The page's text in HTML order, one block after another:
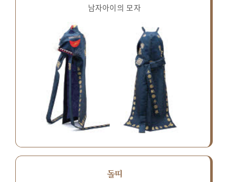
남자아이의 모자
돌띠